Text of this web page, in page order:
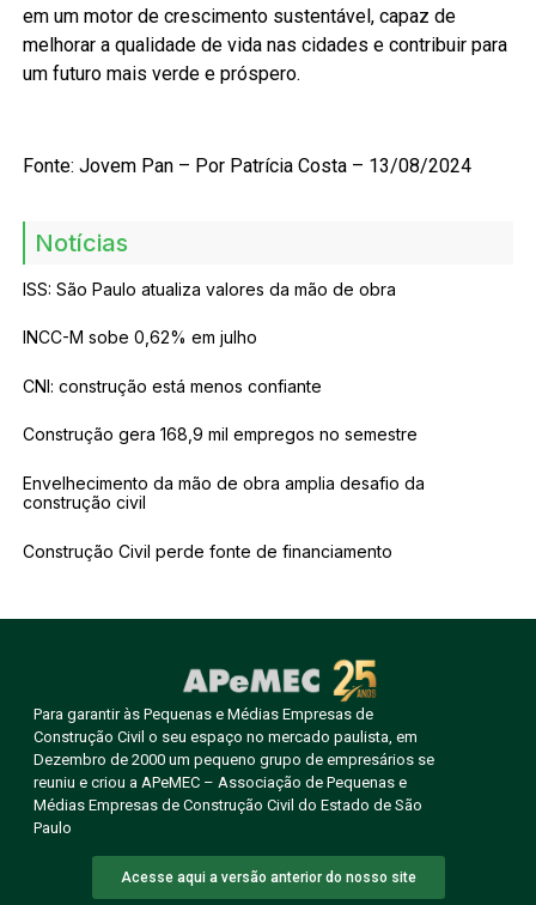
em um motor de crescimento sustentável, capaz de
melhorar a qualidade de vida nas cidades e contribuir para
um futuro mais verde e próspero.
Fonte: Jovem Pan – Por Patrícia Costa – 13/08/2024
Notícias
ISS: São Paulo atualiza valores da mão de obra
INCC-M sobe 0,62% em julho
CNI: construção está menos confiante
Construção gera 168,9 mil empregos no semestre
Envelhecimento da mão de obra amplia desafio da
construção civil
Construção Civil perde fonte de financiamento
Para garantir às Pequenas e Médias Empresas de
Construção Civil o seu espaço no mercado paulista, em
Dezembro de 2000 um pequeno grupo de empresários se
reuniu e criou a APeMEC – Associação de Pequenas e
Médias Empresas de Construção Civil do Estado de São
Paulo
Acesse aqui a versão anterior do nosso site